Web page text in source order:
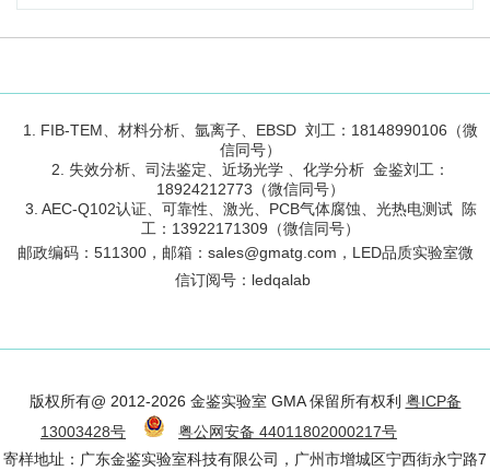
1. FIB-TEM、材料分析、氩离子、EBSD 刘工：18148990106（微
信同号）
2. 失效分析、司法鉴定、近场光学 、化学分析 金鉴刘工：
18924212773（微信同号）
3. AEC-Q102认证、可靠性、激光、PCB气体腐蚀、光热电测试 陈
工：13922171309（微信同号）
邮政编码： 511300，邮箱：sales@gmatg.com，LED品质实验室微
信订阅号：ledqalab
版权所有@ 2012-2026 金鉴实验室 GMA 保留所有权利 粤ICP备
13003428号
粤公网安备 44011802000217号
寄样地址：广东金鉴实验室科技有限公司，广州市增城区宁西街永宁路7